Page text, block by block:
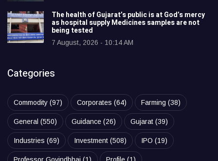
The health of Gujarat’s public is at God’s mercy
as hospital supply Medicines samples are not
being tested
7 August, 2026 - 10:14 AM
Categories
Commodity (97) Corporates (64) Farming (38)
General (550) Guidance (26) Gujarat (39)
Industries (69) Investment (508) IPO (19)
Professor Govindbhai (1) Profile (1)